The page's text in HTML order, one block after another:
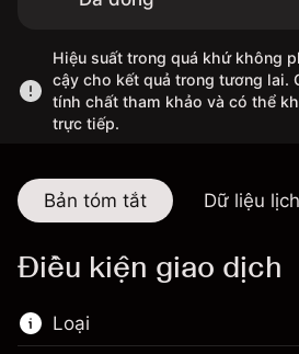
Hiệu suất trong quá khứ không
cậy cho kết quả trong tương lai.
tính chất tham khảo và có thể
trực tiếp.
Bản tóm tắt Dữ liệu
Điều kiện giao dịch
Loại